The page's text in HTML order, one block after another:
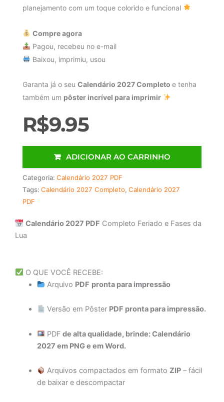
planejamento com um toque colorido e funcional
Compre agora
Pagou, recebeu no e-mail
Baixou, imprimiu, usou
Garanta já o seu Calendário 2027 Completo e tenha
também um pôster incrível para imprimir
R$9.95
ADICIONAR AO CARRINHO
Categoria: Calendário 2027 PDF
Tags: Calendário 2027 Completo, Calendário 2027
PDF
Calendário 2027 PDF Completo Feriado e Fases da
Lua
O QUE VOCÊ RECEBE:
Arquivo PDF pronta para impressão
Versão em Pôster PDF pronta para impressão.
PDF de alta qualidade, brinde: Calendário
2027 em PNG e em Word.
Arquivos compactados em formatoZIP – fácil
de baixar e descompactar